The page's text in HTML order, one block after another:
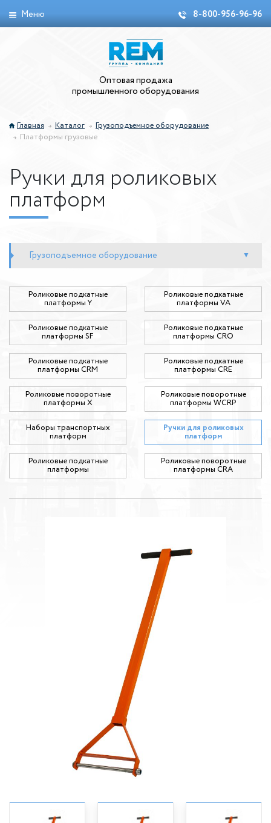
Меню 8-800-956-96-96
Оптовая продажа
промышленного оборудования
Главная Каталог
Грузоподъемное оборудование
Платформы грузовые
Ручки для роликовых
платформ
Грузоподъемное оборудование
Роликовые подкатные
платформы Y
Роликовые подкатные
платформы VA
Роликовые подкатные
платформы SF
Роликовые подкатные
платформы CRO
Роликовые подкатные
платформы CRM
Роликовые подкатные
платформы CRE
Роликовые поворотные
платформы X
Роликовые поворотные
платформы WCRP
Наборы транспортных
платформ
Ручки для роликовых
платформ
Роликовые подкатные
платформы
Роликовые поворотные
платформы CRA